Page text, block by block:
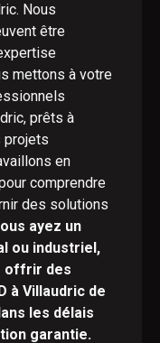
Nous
être
mettons à votre
prêts à
projets
en
comprendre
des solutions
ayez un
ou industriel,
offrir des
à Villaudric de
les délais
garantie.